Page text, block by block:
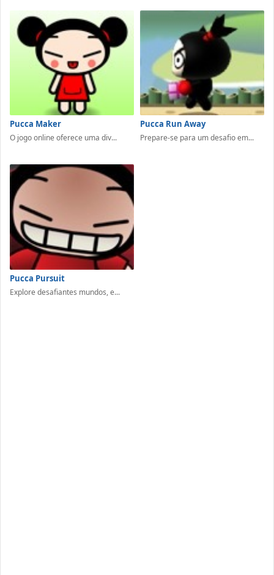
Pucca Maker
O jogo online oferece uma div...
Pucca Run Away
Prepare-se para um desafio em...
Pucca Pursuit
Explore desafiantes mundos, e...